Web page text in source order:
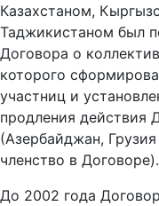
Казахстаном,
Таджикистаном был
Договора о
которого
участниц и
продления действия
(Азербайджан,
членство в Договоре).
До 2002 года